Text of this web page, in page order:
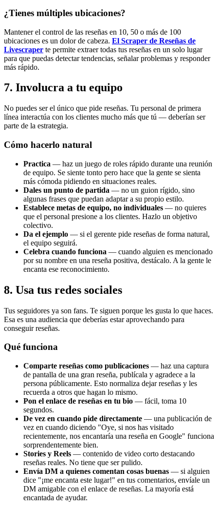
¿Tienes múltiples ubicaciones?
Mantener el control de las reseñas en 10, 50 o más de 100
ubicaciones es un dolor de cabeza. El Scraper de Reseñas de
Livescraper te permite extraer todas tus reseñas en un solo lugar
para que puedas detectar tendencias, señalar problemas y responder
más rápido.
7. Involucra a tu equipo
No puedes ser el único que pide reseñas. Tu personal de primera
línea interactúa con los clientes mucho más que tú — deberían ser
parte de la estrategia.
Cómo hacerlo natural
Practica — haz un juego de roles rápido durante una reunión
de equipo. Se siente tonto pero hace que la gente se sienta
más cómoda pidiendo en situaciones reales.
Dales un punto de partida — no un guion rígido, sino
algunas frases que puedan adaptar a su propio estilo.
Establece metas de equipo, no individuales — no quieres
que el personal presione a los clientes. Hazlo un objetivo
colectivo.
Da el ejemplo — si el gerente pide reseñas de forma natural,
el equipo seguirá.
Celebra cuando funciona — cuando alguien es mencionado
por su nombre en una reseña positiva, destácalo. A la gente le
encanta ese reconocimiento.
8. Usa tus redes sociales
Tus seguidores ya son fans. Te siguen porque les gusta lo que haces.
Esa es una audiencia que deberías estar aprovechando para
conseguir reseñas.
Qué funciona
Comparte reseñas como publicaciones — haz una captura
de pantalla de una gran reseña, publícala y agradece a la
persona públicamente. Esto normaliza dejar reseñas y les
recuerda a otros que hagan lo mismo.
Pon el enlace de reseñas en tu bio — fácil, toma 10
segundos.
De vez en cuando pide directamente — una publicación de
vez en cuando diciendo "Oye, si nos has visitado
recientemente, nos encantaría una reseña en Google" funciona
sorprendentemente bien.
Stories y Reels — contenido de video corto destacando
reseñas reales. No tiene que ser pulido.
Envía DM a quienes comentan cosas buenas — si alguien
dice "¡me encanta este lugar!" en tus comentarios, envíale un
DM amigable con el enlace de reseñas. La mayoría está
encantada de ayudar.